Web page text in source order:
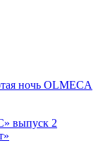
ночь OLMECA
выпуск 2